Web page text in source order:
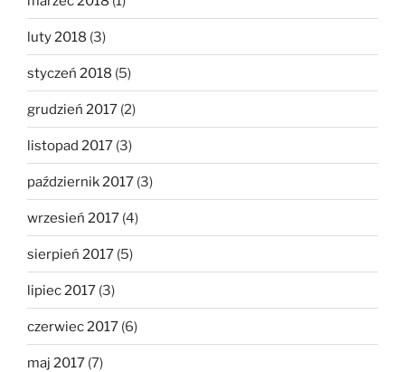
luty 2018 (3)
styczeń 2018 (5)
grudzień 2017 (2)
listopad 2017 (3)
październik 2017 (3)
wrzesień 2017 (4)
sierpień 2017 (5)
lipiec 2017 (3)
czerwiec 2017 (6)
maj 2017 (7)